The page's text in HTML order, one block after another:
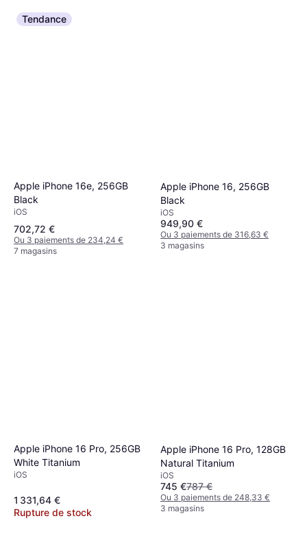
Tendance
Apple iPhone 16e, 256GB
Black
iOS
702,72 €
Ou 3 paiements de 234,24 €
7 magasins
Apple iPhone 16, 256GB
Black
iOS
949,90 €
Ou 3 paiements de 316,63 €
3 magasins
Apple iPhone 16 Pro, 256GB
White Titanium
iOS
1 331,64 €
Rupture de stock
Apple iPhone 16 Pro, 128GB
Natural Titanium
iOS
745 €787 €
Ou 3 paiements de 248,33 €
3 magasins